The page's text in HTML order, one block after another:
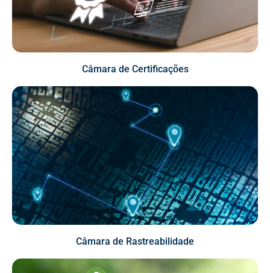
Câmara de Certificações
Câmara de Rastreabilidade